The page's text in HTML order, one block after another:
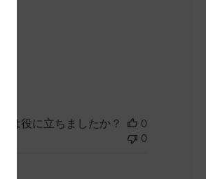
は役に立ちましたか？
0
0